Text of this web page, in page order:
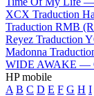
XCX Traduction
Traduction RMB
Reyez Traduction
Madonna
WIDE AWAKE —
HP mobile
A B C D E F G H I